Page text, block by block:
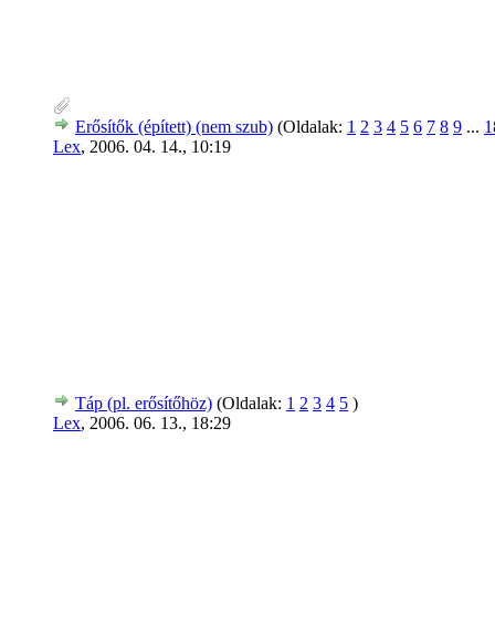
Erősítők (épített) (nem szub) (Oldalak: 1 2 3 4 5 6 7 8 9 ...
Lex, 2006. 04. 14., 10:19
Táp (pl. erősítőhöz) (Oldalak: 1 2 3 4 5 )
Lex, 2006. 06. 13., 18:29